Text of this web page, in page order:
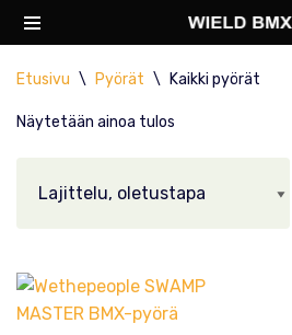
suoraan
sisältöön
Etusivu \ Pyörät \ Kaikki pyörät
Näytetään ainoa tulos